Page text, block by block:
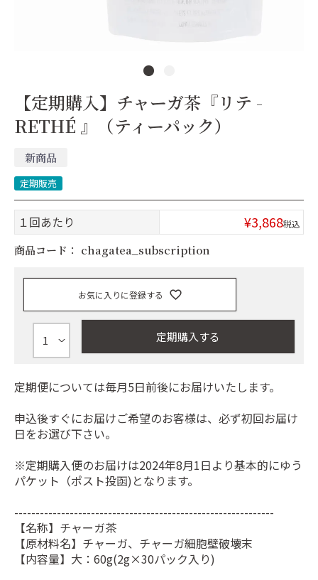
【定期購入】チャーガ茶『リテ -
RETHÉ 』（ティーパック）
新商品
定期販売
１回あたり ¥3,868税込
商品コード： chagatea_subscription
お気に入りに登録する
定期購入する
定期便については毎月5日前後にお届けいたします。
申込後すぐにお届けご希望のお客様は、必ず初回お届け
日をお選び下さい。
※定期購入便のお届けは2024年8月1日より基本的にゆう
パケット（ポスト投函)となります。
-------------------------------------------------------------
【名称】チャーガ茶
【原材料名】チャーガ、チャーガ細胞壁破壊末
【内容量】大：60g(2g×30パック入り)